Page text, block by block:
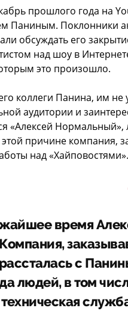
прошлого года на
Паниным. Поклонники
обсуждать его
над шоу в
это произошло.
коллеги Панина, им не
аудитории и
«Алексей
причине компания,
над «Хайповостями».
время
с
людей, в том
техническая